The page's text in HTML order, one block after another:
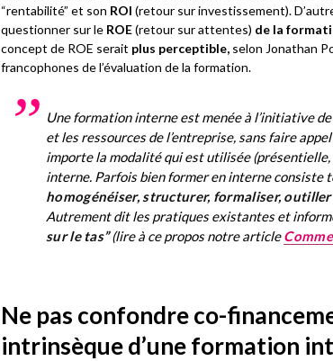
“rentabilité” et son ROI (retour sur investissement).
questionner sur le ROE(retour sur attentes) de la
concept de ROE serait plus perceptible, selon Jonathan
francophones de l’évaluation de la formation.
Une formation interne est menée à l’initiative
et les ressources de l’entreprise, sans faire
importe la modalité qui est utilisée (présentielle,
interne. Parfois bien former eninterne consiste
homogénéiser, structurer, formaliser, outiller
Autrement dit les pratiques existantes et
sur le tas”(lire à ce propos notre article
Ne pas confondre co-
intrinsèque d’une formation